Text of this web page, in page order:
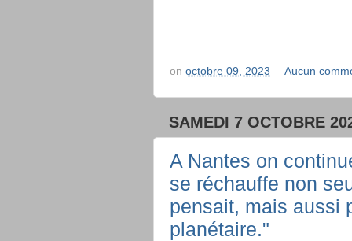
on octobre 09, 2023 Aucun
SAMEDI 7 OCTOBRE
A Nantes on
se réchauffe non
pensait, mais aussi
planétaire."